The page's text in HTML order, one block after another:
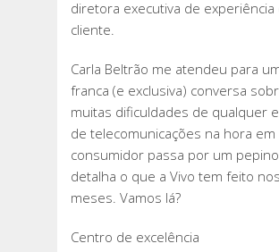
diretora executiva de experiência
cliente.
Carla Beltrão me atendeu para
franca (e exclusiva) conversa
muitas dificuldades de qualquer
de telecomunicações na hora
consumidor passa por um
detalha o que a Vivo tem feito
meses. Vamos lá?
Centro de excelência